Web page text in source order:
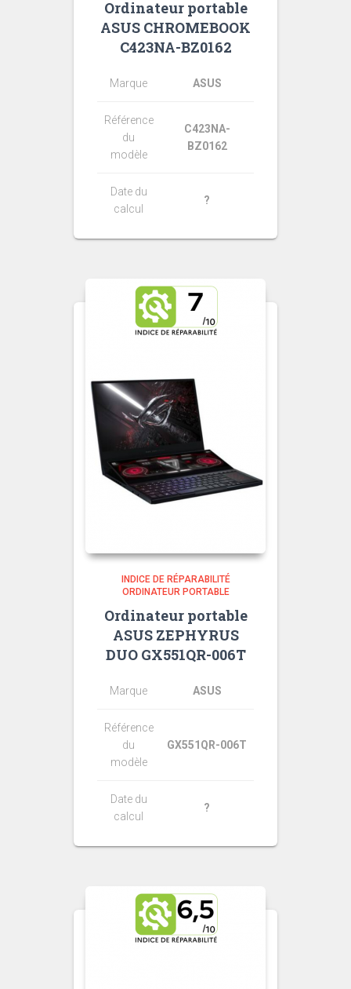
Ordinateur portable
ASUS CHROMEBOOK
C423NA-BZ0162
Marque ASUS
Référence
du
modèle
C423NA-
BZ0162
Date du
calcul
?
INDICE DE RÉPARABILITÉ
ORDINATEUR PORTABLE
Ordinateur portable
ASUS ZEPHYRUS
DUO GX551QR-006T
Marque ASUS
Référence
du
modèle
GX551QR-006T
Date du
calcul
?